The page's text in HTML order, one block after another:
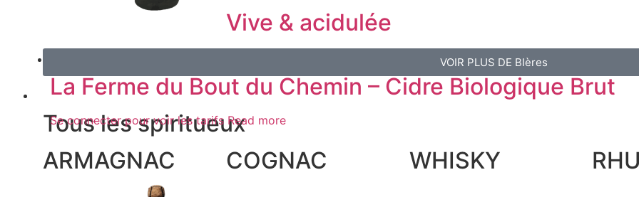
Vive & acidulée
VOIR PLUS DE BIères
SPIRITS
Tous les spiritueux
ARMAGNAC
COGNAC
WHISKY
La Ferme du Bout du Chemin – Cidre Biologique Brut
Se connecter pour voir les tarifs Read more